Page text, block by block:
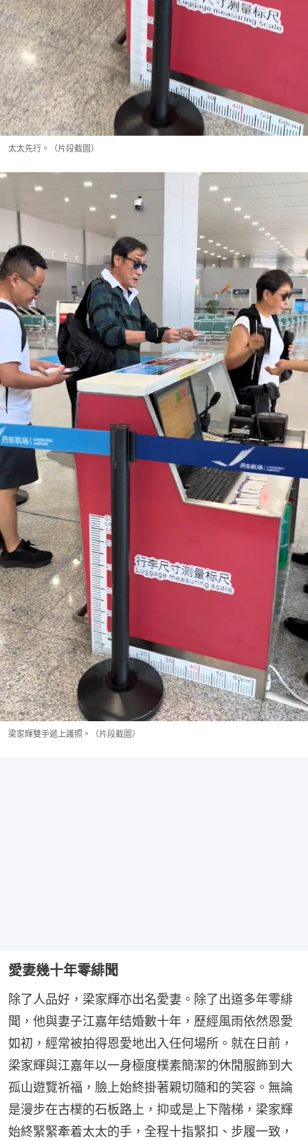
太太先行。（片段截圖）
梁家輝雙手遞上護照。（片段截圖）
愛妻幾十年零緋聞
除了人品好，梁家輝亦出名愛妻。除了出道多年零緋
聞，他與妻子江嘉年结婚數十年，歷經風雨依然恩愛
如初，經常被拍得恩愛地出入任何場所。就在日前，
梁家輝與江嘉年以一身極度樸素簡潔的休閒服飾到大
孤山遊覽祈福，臉上始終掛著親切隨和的笑容。無論
是漫步在古樸的石板路上，抑或是上下階梯，梁家輝
始終緊緊牽着太太的手，全程十指緊扣、步履一致，